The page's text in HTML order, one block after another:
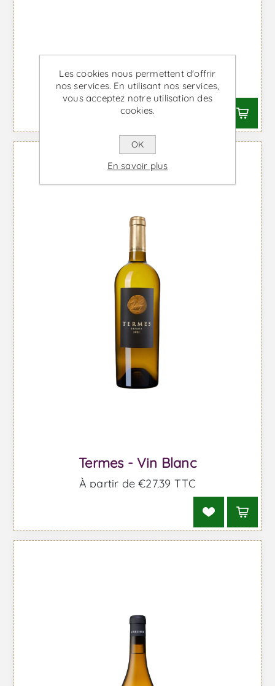
À partir de €33,99 TTC
Termes - Vin Blanc
À partir de €27,39 TTC
Les cookies nous permettent d'offrir
nos services. En utilisant nos services,
vous acceptez notre utilisation des
cookies.
OK
En savoir plus